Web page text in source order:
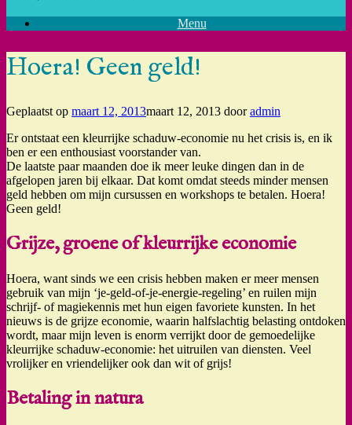
Menu
Hoera! Geen geld!
Geplaatst op maart 12, 2013maart 12, 2013 dooradmin
Er ontstaat een kleurrijke schaduw-economie nu het crisis is, en ik
ben er een enthousiast voorstander van.
De laatste paar maanden doe ik meer leuke dingen dan in de
afgelopen jaren bij elkaar. Dat komt omdat steeds minder mensen
geld hebben om mijn cursussen en workshops te betalen. Hoera!
Geen geld!
Grijze, groene of kleurrijke economie
Hoera, want sinds we een crisis hebben maken er meer mensen
gebruik van mijn ‘je-geld-of-je-energie-regeling’ en ruilen mijn
schrijf- of magiekennis met hun eigen favoriete kunsten. In het
nieuws is de grijze economie, waarin halfslachtig belasting ontdoken
wordt, maar mijn leven is enorm verrijkt door de gemoedelijke
kleurrijke schaduw-economie: het uitruilen van diensten. Veel
vrolijker en vriendelijker ook dan wit of grijs!
Betaling in natura